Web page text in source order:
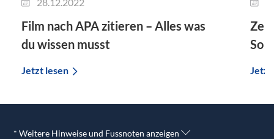
Film nach APA zitieren – Alles was
du wissen musst
Jetzt lesen
So
* Weitere Hinweise und Fussnoten anzeigen